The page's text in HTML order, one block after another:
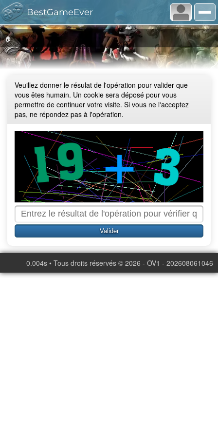
BestGameEver
🏠
Veuillez donner le résulat de l'opération pour valider que
vous êtes humain. Un cookie sera déposé pour vous
permettre de continuer votre visite. Si vous ne l'acceptez
pas, ne répondez pas à l'opération.
0.004s • Tous droits réservés © 2026 - OV1 - 202608061046